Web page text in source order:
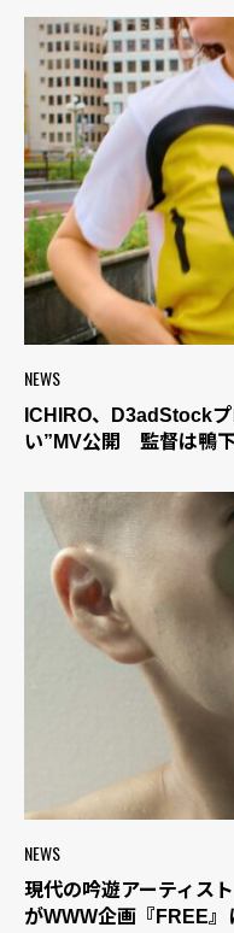
NEWS
ICHIRO、D3adStock
い”MV公開 監督は鴨
NEWS
現代の吟遊アーティス
がWWW企画『FREE』